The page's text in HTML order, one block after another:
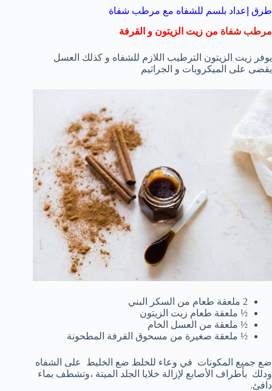
طرق إعداد بلسم للشفاه مع مرطب شفاة
مرطب شفاة من زيت الزيتون و القرفة
يوفر زيت الزيتون الترطيب اللازم للشفاه و كذلك العسل
يقضى على الميكروبات و الجراثيم
2 ملعقة طعام من السكر البني
½ ملعقة طعام زيت الزيتون
½ ملعقة من العسل الخام
½ ملعقة صغيرة من مسحوق القرفة المطحونة
ضع جميع المكونات في وعاء للخلط ضع الخليط على الشفاه
ودلك بأطراف الأصابع لإزالة خلايا الجلد الميتة ،وتشطف بماء
دافئ.